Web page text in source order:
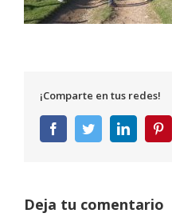
¡Comparte en tus redes!
FacebookTwitterLinkedIn
Deja tu comentario